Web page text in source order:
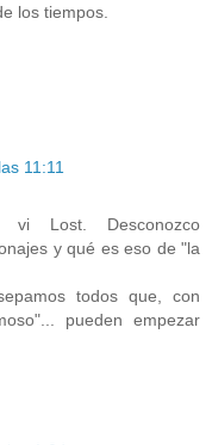
los tiempos.
11:11
vi Lost. Desconozco
y qué es eso de "la
todos que, con
pueden empezar